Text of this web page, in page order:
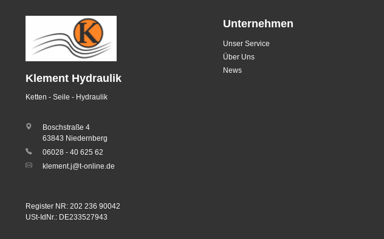
Klement Hydraulik
Ketten - Seile - Hydraulik
Boschstraße 4
63843 Niedernberg
06028 - 40 625 62
klement.j@t-online.de
Register NR: 202 236 90042
USt-IdNr.: DE233527943
Unternehmen
Unser Service
Über Uns
News